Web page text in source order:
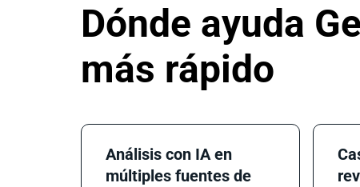
Dónde ayuda
más rápido
Análisis con IA en
múltiples fuentes de